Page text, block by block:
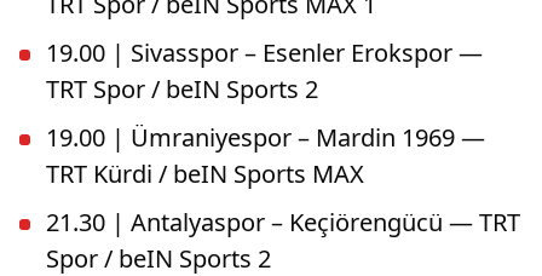
19.00 | Sivasspor – Esenler Erokspor —
TRT Spor / beIN Sports 2
19.00 | Ümraniyespor – Mardin 1969 —
TRT Kürdi / beIN Sports MAX
21.30 | Antalyaspor – Keçiörengücü — TRT
Spor / beIN Sports 2